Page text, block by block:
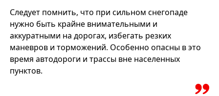
Следует помнить, что при сильном снегопаде
нужно быть крайне внимательными и
аккуратными на дорогах, избегать резких
маневров и торможений. Особенно опасны в это
время автодороги и трассы вне населенных
пунктов.